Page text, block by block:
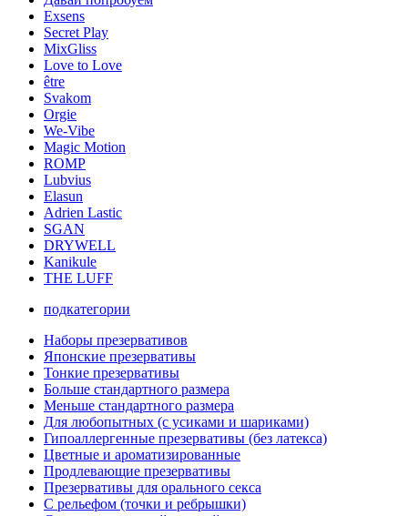
Exsens
Secret Play
MixGliss
Love to Love
être
Svakom
Orgie
We-Vibe
Magic Motion
ROMP
Lubvius
Elasun
Adrien Lastic
SGAN
DRYWELL
Kanikule
THE LUFF
подкатегории
Наборы презервативов
Японские презервативы
Тонкие презервативы
Больше стандартного размера
Меньше стандартного размера
Для любопытных (с усиками и шариками)
Гипоаллергенные презервативы (без латекса)
Цветные и ароматизированные
Продлевающие презервативы
Презервативы для орального секса
С рельефом (точки и ребрышки)